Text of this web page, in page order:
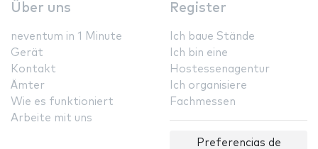
Über uns
neventum in 1 Minute
Gerät
Kontakt
Ämter
Wie es funktioniert
Arbeite mit uns
Register
Ich baue Stände
Ich bin eine
Hostessenagentur
Ich organisiere
Fachmessen
Preferencias de